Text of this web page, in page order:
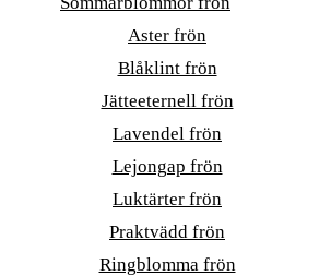
Aster frön
Blåklint frön
Jätteeternell frön
Lavendel frön
Lejongap frön
Luktärter frön
Praktvädd frön
Ringblomma frön